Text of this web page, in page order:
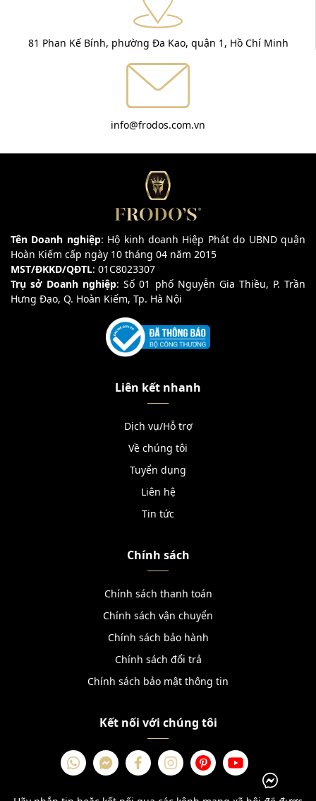
81 Phan Kế Bính, phường Đa Kao, quận 1, Hồ Chí Minh
info@frodos.com.vn
Tên Doanh nghiệp: Hộ kinh doanh Hiệp Phát do UBND quận
Hoàn Kiếm cấp ngày 10 tháng 04 năm 2015
MST/ĐKKD/QĐTL: 01C8023307
Trụ sở Doanh nghiệp: Số 01 phố Nguyễn Gia Thiều, P. Trần
Hưng Đạo, Q. Hoàn Kiếm, Tp. Hà Nội
Liên kết nhanh
Dịch vụ/Hỗ trợ
Về chúng tôi
Tuyển dụng
Liên hệ
Tin tức
Chính sách
Chính sách thanh toán
Chính sách vận chuyển
Chính sách bảo hành
Chính sách đổi trả
Chính sách bảo mật thông tin
Kết nối với chúng tôi